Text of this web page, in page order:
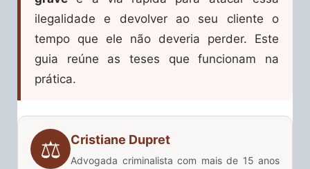
ilegalidade e devolver ao seu cliente o
tempo que ele não deveria perder. Este
guia reúne as teses que funcionam na
prática.
⚖️ Cristiane Dupret
Advogada criminalista com mais de 15 anos